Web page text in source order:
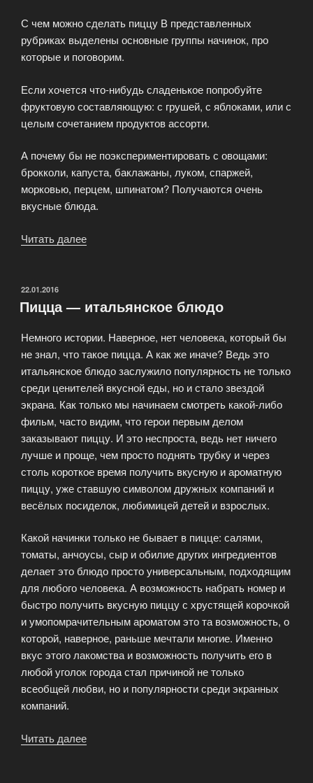
С чем можно сделать пиццу В представленных
рубриках выделены основные группы начинок, про
которые и поговорим.
Если хочется что-нибудь сладенькое попробуйте
фруктовую составляющую: с грушей, с яблоками, или с
целым сочетанием продуктов ассорти.
А почему бы не поэкспериментировать с овощами:
брокколи, капуста, баклажаны, луком, спаржей,
морковью, перцем, шпинатом? Получаются очень
вкусные блюда.
Читать далее
ОПУБЛИКОВАНО
22.01.2016
Пицца — итальянское блюдо
Немного истории. Наверное, нет человека, который бы
не знал, что такое пицца. А как же иначе? Ведь это
итальянское блюдо заслужило популярность не только
среди ценителей вкусной еды, но и стало звездой
экрана. Как только мы начинаем смотреть какой-либо
фильм, часто видим, что герои первым делом
заказывают пиццу. И это неспроста, ведь нет ничего
лучше и проще, чем просто поднять трубку и через
столь короткое время получить вкусную и ароматную
пиццу, уже ставшую символом дружных компаний и
весёлых посиделок, любимицей детей и взрослых.
Какой начинки только не бывает в пицце: салями,
томаты, анчоусы, сыр и обилие других ингредиентов
делает это блюдо просто универсальным, подходящим
для любого человека. А возможность набрать номер и
быстро получить вкусную пиццу с хрустящей корочкой
и умопомрачительным ароматом это та возможность, о
которой, наверное, раньше мечтали многие. Именно
вкус этого лакомства и возможность получить его в
любой уголок города стал причиной не только
всеобщей любви, но и популярности среди экранных
компаний.
Читать далее